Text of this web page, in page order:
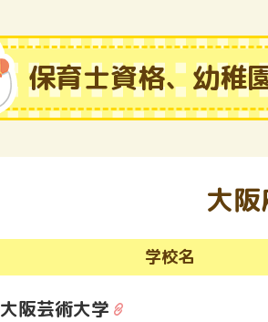
保育士資格、幼稚
大
学校名
大阪芸術大学